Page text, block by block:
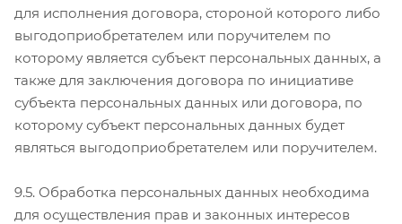
для исполнения договора, стороной которого либо
выгодоприобретателем или поручителем по
которому является субъект персональных данных, а
также для заключения договора по инициативе
субъекта персональных данных или договора, по
которому субъект персональных данных будет
являться выгодоприобретателем или поручителем.
9.5. Обработка персональных данных необходима
для осуществления прав и законных интересов